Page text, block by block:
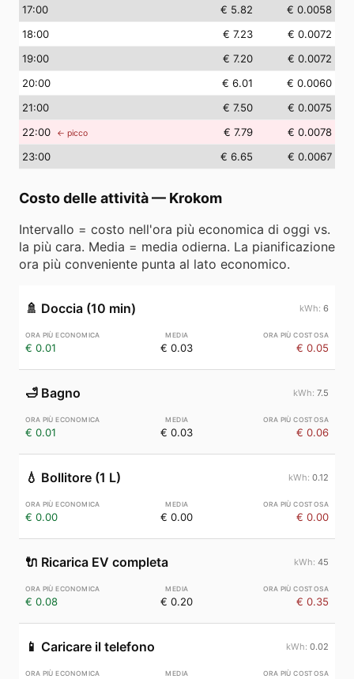
17:00 € 5.82
€ 0.0058
18:00 € 7.23
€ 0.0072
19:00 € 7.20
€ 0.0072
20:00 € 6.01
€ 0.0060
21:00 € 7.50
€ 0.0075
22:00 ← picco € 7.79
€ 0.0078
23:00 € 6.65 € 0.0067
Costo delle attività— Krokom
Intervallo = costo nell'ora più economica di oggi vs.
la più cara. Media = media odierna. La pianificazione
ora più conveniente punta al lato economico.
🚿 Doccia (10 min) 6
€ 0.01 € 0.03 € 0.05
🛁 Bagno 7.5
€ 0.01 € 0.03 € 0.06
💧 Bollitore (1 L) 0.12
€ 0.00 € 0.00 € 0.00
🔌 Ricarica EV completa 45
€ 0.08 € 0.20 € 0.35
📱 Caricare il telefono 0.02